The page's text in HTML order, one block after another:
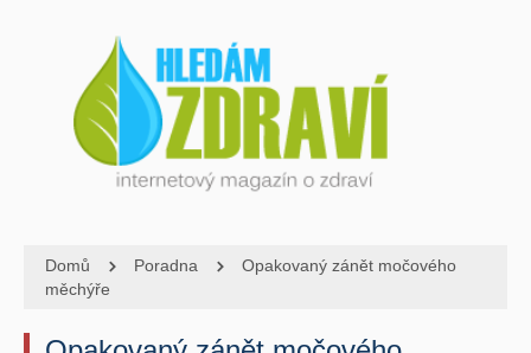
Domů Poradna
Opakovaný zánět močového
měchýře